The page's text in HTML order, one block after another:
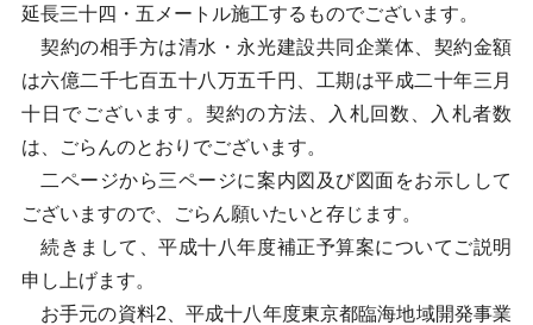
延長三十四・五メートル施工するものでございます。
契約の相手方は清水・永光建設共同企業体、契約金額
は六億二千七百五十八万五千円、工期は平成二十年三月
十日でございます。契約の方法、入札回数、入札者数
は、ごらんのとおりでございます。
二ページから三ページに案内図及び図面をお示しして
ございますので、ごらん願いたいと存じます。
続きまして、平成十八年度補正予算案についてご説明
申し上げます。
お手元の資料2、平成十八年度東京都臨海地域開発事業